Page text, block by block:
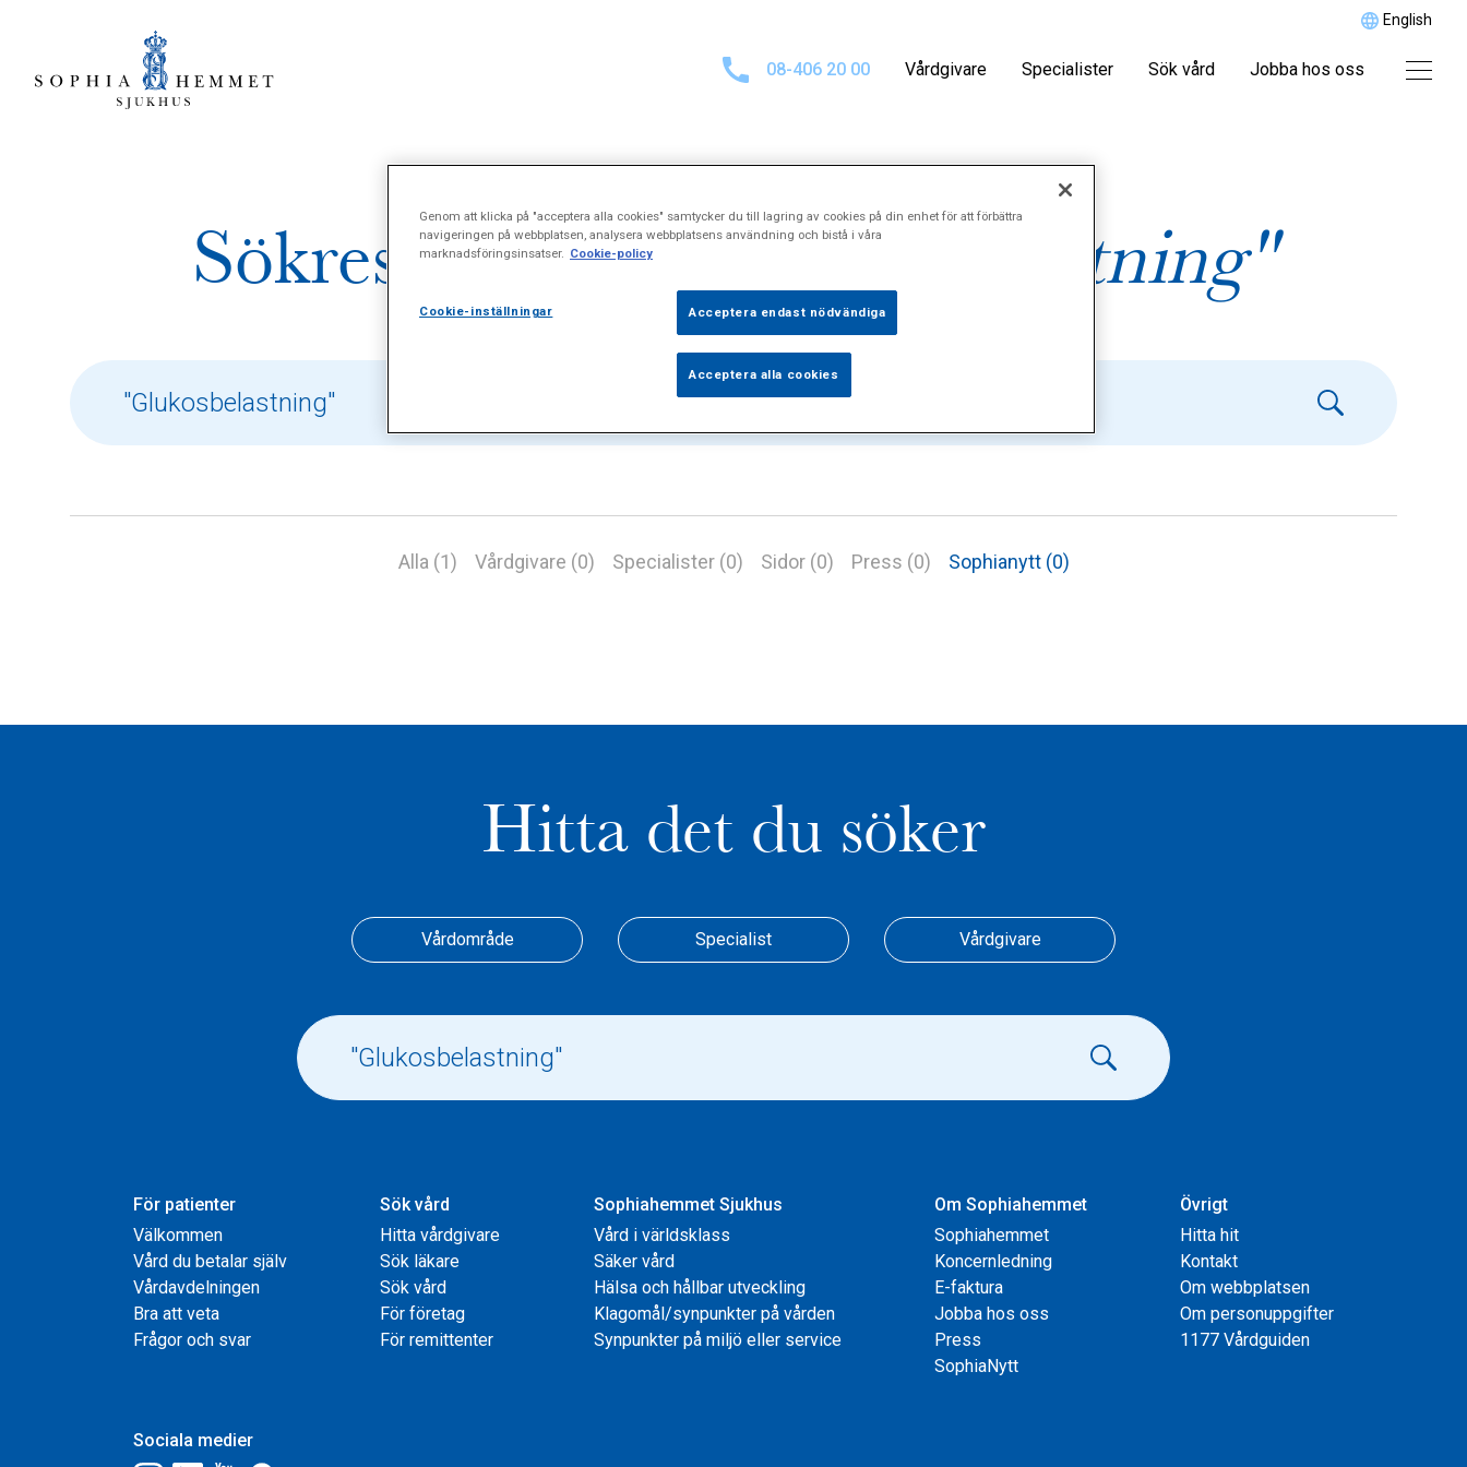
English
08-406 20 00 Vårdgivare Specialister Sök vård Jobba hos oss
Sökresultat för"Glukosbelastning"
Alla (1) Vårdgivare (0) Specialister (0) Sidor (0) Press (0) Sophianytt (0)
Hitta det du söker
Vårdområde Specialist Vårdgivare
För patienter
Välkommen
Vård du betalar själv
Vårdavdelningen
Bra att veta
Frågor och svar
Sök vård
Hitta vårdgivare
Sök läkare
Sök vård
För företag
För remittenter
Sophiahemmet Sjukhus
Vård i världsklass
Säker vård
Hälsa och hållbar utveckling
Klagomål/synpunkter på vården
Synpunkter på miljö eller service
Om Sophiahemmet
Sophiahemmet
Koncernledning
E-faktura
Jobba hos oss
Press
SophiaNytt
Övrigt
Hitta hit
Kontakt
Om webbplatsen
Om personuppgifter
1177 Vårdguiden
Sociala medier
Genom att klicka på "acceptera alla cookies" samtycker du till lagring av cookies på din enhet för att förbättra
navigeringen på webbplatsen, analysera webbplatsens användning och bistå i våra
marknadsföringsinsatser. Cookie-policy
Cookie-inställningar Acceptera endast nödvändiga
Acceptera alla cookies